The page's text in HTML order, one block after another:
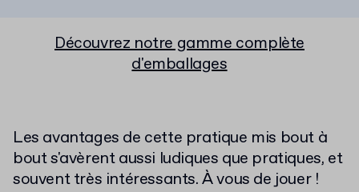
Découvrez notre gamme complète
d'emballages
Les avantages de cette pratique mis bout à
bout s'avèrent aussi ludiques que pratiques, et
souvent très intéressants. À vous de jouer !